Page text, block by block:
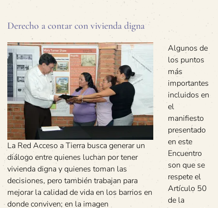
Derecho a contar con vivienda digna
La Red Acceso a Tierra busca generar un
diálogo entre quienes luchan por tener
vivienda digna y quienes toman las
decisiones, pero también trabajan para
mejorar la calidad de vida en los barrios en
donde conviven; en la imagen
Algunos de
los puntos
más
importantes
incluidos en
el
manifiesto
presentado
en este
Encuentro
son que se
respete el
Artículo 50
de la